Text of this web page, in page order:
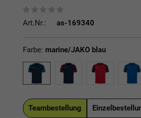
Art.Nr.: as-169340
Farbe: marine/JAKO blau
Teambestellung